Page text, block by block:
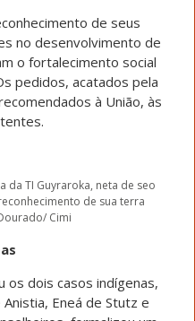
de seus
no desenvolvimento de
o fortalecimento social
pedidos, acatados pela
à União, às
da TI Guyraroka, neta de seo
de sua terra
Cimi
os dois casos indígenas,
Eneá de Stutz e